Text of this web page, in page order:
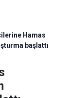
Hamas
başlattı